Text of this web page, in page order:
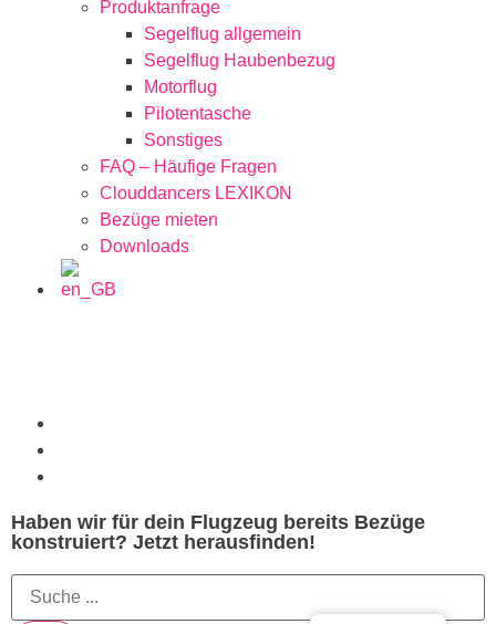
Produktanfrage
Segelflug allgemein
Segelflug Haubenbezug
Motorflug
Pilotentasche
Sonstiges
FAQ – Häufige Fragen
Clouddancers LEXIKON
Bezüge mieten
Downloads
Haben wir für dein Flugzeug bereits Bezüge
konstruiert? Jetzt herausfinden!